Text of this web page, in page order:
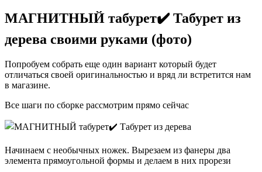
МАГНИТНЫЙ табурет✔️ Табурет из
дерева своими руками (фото)
Попробуем собрать еще один вариант который будет
отличаться своей оригинальностью и вряд ли встретится нам
в магазине.
Все шаги по сборке рассмотрим прямо сейчас
Начинаем с необычных ножек. Вырезаем из фанеры два
элемента прямоугольной формы и делаем в них прорези